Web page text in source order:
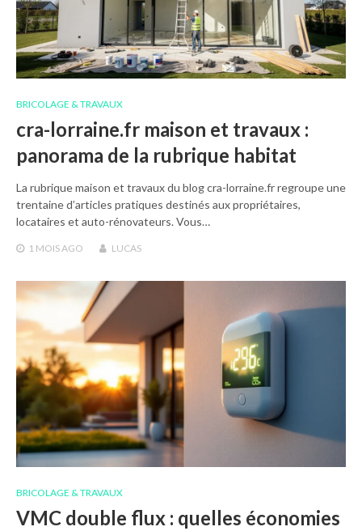
BRICOLAGE & TRAVAUX
cra-lorraine.fr maison et travaux :
panorama de la rubrique habitat
La rubrique maison et travaux du blog cra-lorraine.fr regroupe une
trentaine d’articles pratiques destinés aux propriétaires,
locataires et auto-rénovateurs. Vous…
1 MOISAGO LUCAS
BRICOLAGE & TRAVAUX
VMC double flux : quelles économies